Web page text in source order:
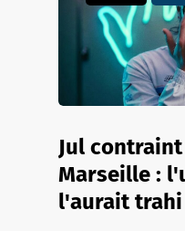
Jul
Marseille :
l'aurait trahi